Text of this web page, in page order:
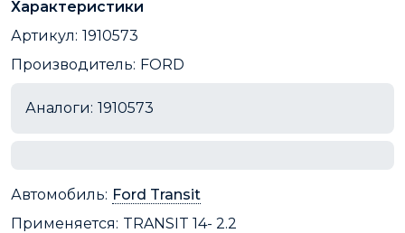
Характеристики
Артикул: 1910573
Производитель: FORD
Аналоги: 1910573
Автомобиль: Ford Transit
Применяется: TRANSIT 14- 2.2